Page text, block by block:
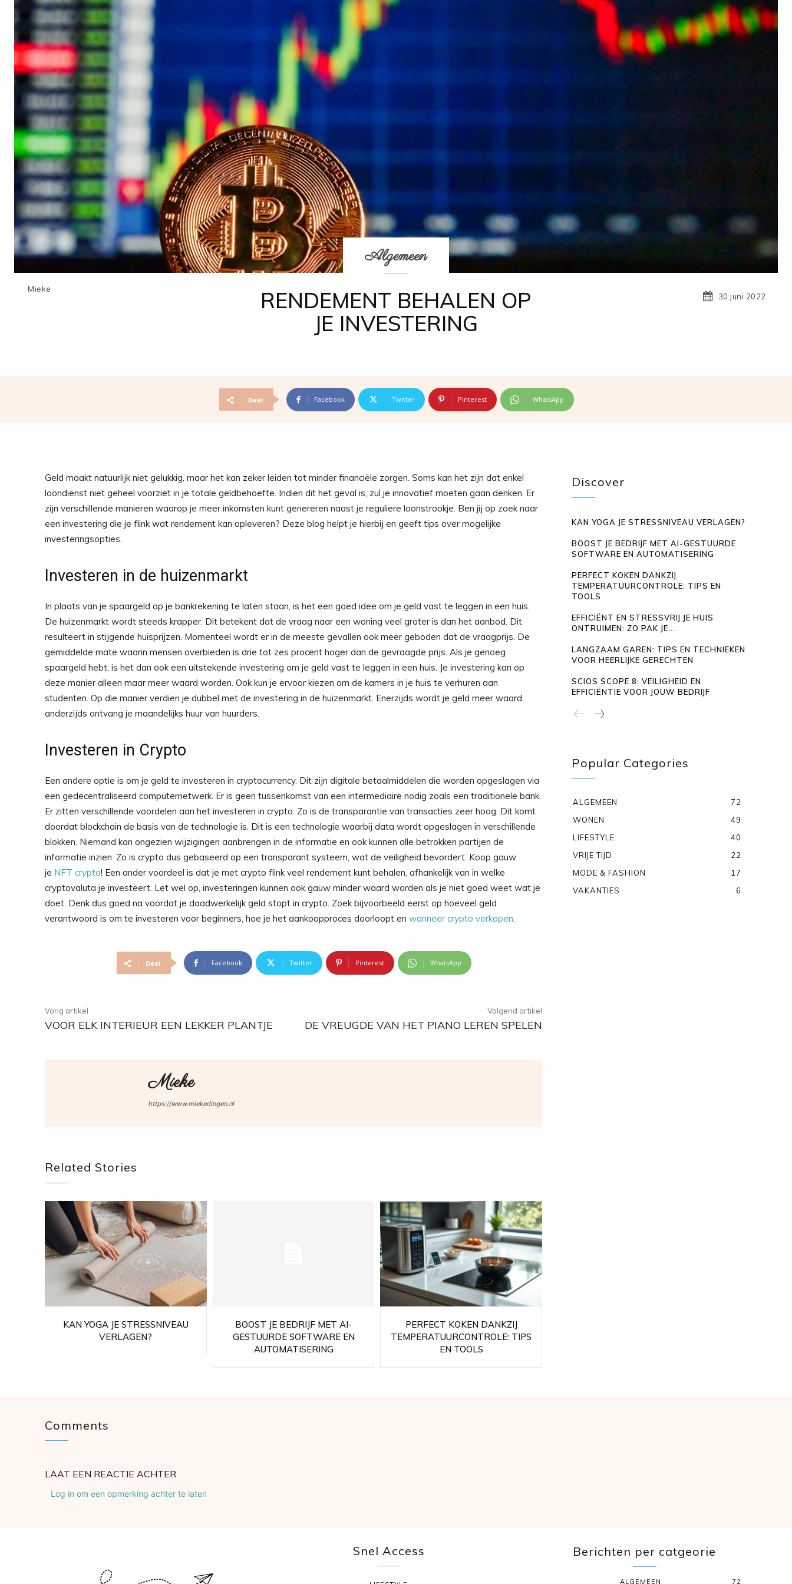
Mieke
Algemeen
RENDEMENT BEHALEN OP
JE INVESTERING
30 juni 2022
Deel Facebook Twitter Pinterest WhatsApp
Geld maakt natuurlijk niet gelukkig, maar het kan zeker leiden tot minder financiële zorgen. Soms kan het zijn dat enkel
loondienst niet geheel voorziet in je totale geldbehoefte. Indien dit het geval is, zul je innovatief moeten gaan denken. Er
zijn verschillende manieren waarop je meer inkomsten kunt genereren naast je reguliere loonstrookje. Ben jij op zoek naar
een investering die je flink wat rendement kan opleveren? Deze blog helpt je hierbij en geeft tips over mogelijke
investeringsopties.
Investeren in de huizenmarkt
In plaats van je spaargeld op je bankrekening te laten staan, is het een goed idee om je geld vast te leggen in een huis.
De huizenmarkt wordt steeds krapper. Dit betekent dat de vraag naar een woning veel groter is dan het aanbod. Dit
resulteert in stijgende huisprijzen. Momenteel wordt er in de meeste gevallen ook meer geboden dat de vraagprijs. De
gemiddelde mate waarin mensen overbieden is drie tot zes procent hoger dan de gevraagde prijs. Als je genoeg
spaargeld hebt, is het dan ook een uitstekende investering om je geld vast te leggen in een huis. Je investering kan op
deze manier alleen maar meer waard worden. Ook kun je ervoor kiezen om de kamers in je huis te verhuren aan
studenten. Op die manier verdien je dubbel met de investering in de huizenmarkt. Enerzijds wordt je geld meer waard,
anderzijds ontvang je maandelijks huur van huurders.
Investeren in Crypto
Een andere optie is om je geld te investeren in cryptocurrency. Dit zijn digitale betaalmiddelen die worden opgeslagen via
een gedecentraliseerd computernetwerk. Er is geen tussenkomst van een intermediaire nodig zoals een traditionele bank.
Er zitten verschillende voordelen aan het investeren in crypto. Zo is de transparantie van transacties zeer hoog. Dit komt
doordat blockchain de basis van de technologie is. Dit is een technologie waarbij data wordt opgeslagen in verschillende
blokken. Niemand kan ongezien wijzigingen aanbrengen in de informatie en ook kunnen alle betrokken partijen de
informatie inzien. Zo is crypto dus gebaseerd op een transparant systeem, wat de veiligheid bevordert. Koop gauw
je NFT crypto! Een ander voordeel is dat je met crypto flink veel rendement kunt behalen, afhankelijk van in welke
cryptovaluta je investeert. Let wel op, investeringen kunnen ook gauw minder waard worden als je niet goed weet wat je
doet. Denk dus goed na voordat je daadwerkelijk geld stopt in crypto. Zoek bijvoorbeeld eerst op hoeveel geld
verantwoord is om te investeren voor beginners, hoe je het aankoopproces doorloopt en wanneer crypto verkopen.
Deel Facebook Twitter Pinterest WhatsApp
Vorig artikel
VOOR ELK INTERIEUR EEN LEKKER PLANTJE
Volgend artikel
DE VREUGDE VAN HET PIANO LEREN SPELEN
Mieke
https://www.miekedingen.nl
Related Stories
KAN YOGA JE STRESSNIVEAU
VERLAGEN?
BOOST JE BEDRIJF MET AI-
GESTUURDE SOFTWARE EN
AUTOMATISERING
PERFECT KOKEN DANKZIJ
TEMPERATUURCONTROLE: TIPS
EN TOOLS
Discover
KAN YOGA JE STRESSNIVEAU VERLAGEN?
BOOST JE BEDRIJF MET AI-GESTUURDE
SOFTWARE EN AUTOMATISERING
PERFECT KOKEN DANKZIJ
TEMPERATUURCONTROLE: TIPS EN
TOOLS
EFFICIËNT EN STRESSVRIJ JE HUIS
ONTRUIMEN: ZO PAK JE...
LANGZAAM GAREN: TIPS EN TECHNIEKEN
VOOR HEERLIJKE GERECHTEN
SCIOS SCOPE 8: VEILIGHEID EN
EFFICIËNTIE VOOR JOUW BEDRIJF
Popular Categories
ALGEMEEN
72
WONEN
49
LIFESTYLE
40
VRIJE TIJD
22
MODE & FASHION
17
VAKANTIES
6
Comments
LAAT EEN REACTIE ACHTER
Log in om een opmerking achter te laten
Snel Access Berichten per catgeorie
ALGEMEEN 72